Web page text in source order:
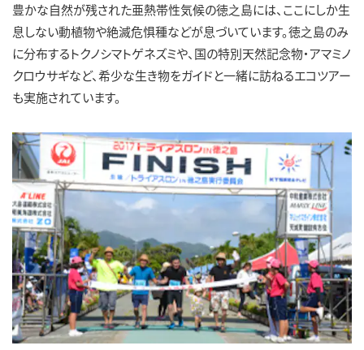
豊かな自然が残された亜熱帯性気候の徳之島には、ここにしか生
息しない動植物や絶滅危惧種などが息づいています。徳之島のみ
に分布するトクノシマトゲネズミや、国の特別天然記念物・アマミノ
クロウサギなど、希少な生き物をガイドと一緒に訪ねるエコツアー
も実施されています。